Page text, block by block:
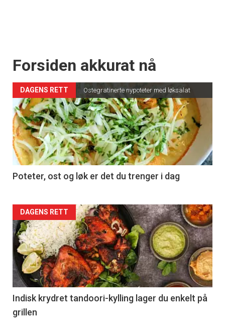
Forsiden akkurat nå
DAGENS RETT Ostegratinerte nypoteter med løksalat
Poteter, ost og løk er det du trenger i dag
Forsiden
akkurat
nå
-
2
DAGENS RETT
Indisk krydret tandoori-kylling lager du enkelt på
grillen